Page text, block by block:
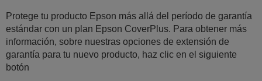
Protege tu producto Epson más allá del período de garantía
estándar con un plan Epson CoverPlus. Para obtener más
información, sobre nuestras opciones de extensión de
garantía para tu nuevo producto, haz clic en el siguiente
botón